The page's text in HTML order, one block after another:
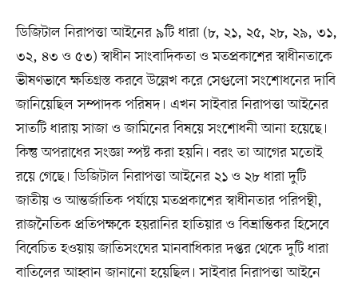
ডিজিটাল নিরাপত্তা আইনের ৯টি ধারা (৮, ২১, ২৫, ২৮, ২৯, ৩১,
৩২, ৪৩ ও ৫৩) স্বাধীন সাংবাদিকতা ও মতপ্রকাশের স্বাধীনতাকে
ভীষণভাবে ক্ষতিগ্রস্ত করবে উল্লেখ করে সেগুলো সংশোধনের দাবি
জানিয়েছিল সম্পাদক পরিষদ। এখন সাইবার নিরাপত্তা আইনের
সাতটি ধারায় সাজা ও জামিনের বিষয়ে সংশোধনী আনা হয়েছে।
কিন্তু অপরাধের সংজ্ঞা স্পষ্ট করা হয়নি। বরং তা আগের মতোই
রয়ে গেছে। ডিজিটাল নিরাপত্তা আইনের ২১ ও ২৮ ধারা দুটি
জাতীয় ও আন্তর্জাতিক পর্যায়ে মতপ্রকাশের স্বাধীনতার পরিপন্থী,
রাজনৈতিক প্রতিপক্ষকে হয়রানির হাতিয়ার ও বিভ্রান্তিকর হিসেবে
বিবেচিত হওয়ায় জাতিসংঘের মানবাধিকার দপ্তর থেকে দুটি ধারা
বাতিলের আহ্বান জানানো হয়েছিল। সাইবার নিরাপত্তা আইনে